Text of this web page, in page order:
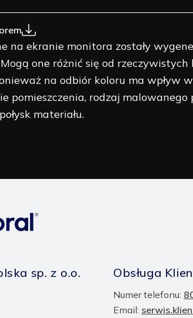
na ekranie monitora zostały
one różnić się od rzeczywistych
na odbiór koloru ma wpływ
pomieszczenia, rodzaj malowanego
materiału.
sp. z o.o. Obsługa
Numer telefonu:
Email: